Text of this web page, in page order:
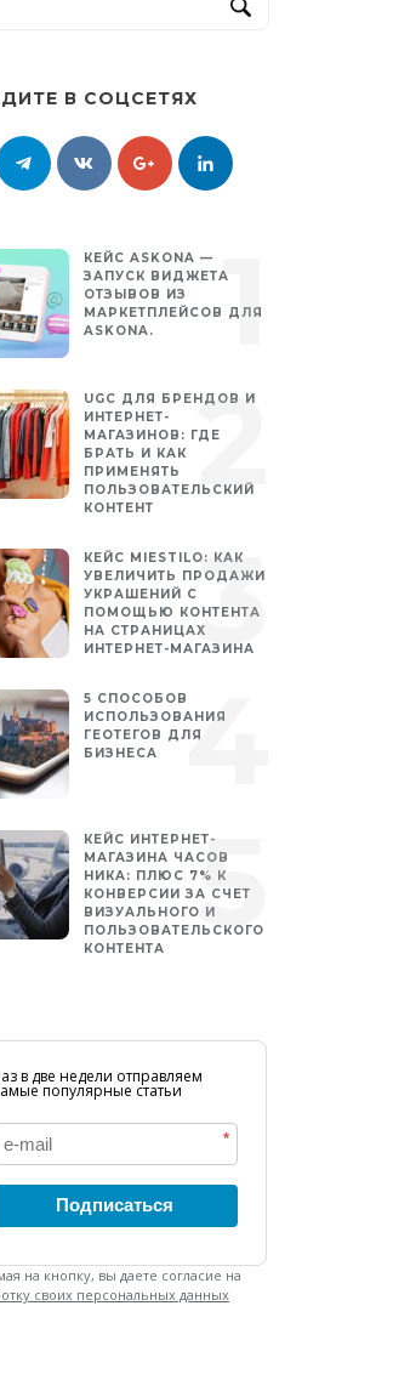
В СОЦСЕТЯХ
КЕЙС ASKONA —
ЗАПУСК ВИДЖЕТА
ОТЗЫВОВ ИЗ
МАРКЕТПЛЕЙСОВ ДЛЯ
ASKONA.
UGC ДЛЯ БРЕНДОВ И
ИНТЕРНЕТ-
МАГАЗИНОВ: ГДЕ
БРАТЬ И КАК
ПРИМЕНЯТЬ
ПОЛЬЗОВАТЕЛЬСКИЙ
КОНТЕНТ
КЕЙС MIESTILO: КАК
УВЕЛИЧИТЬ ПРОДАЖИ
УКРАШЕНИЙ С
ПОМОЩЬЮ КОНТЕНТА
НА СТРАНИЦАХ
ИНТЕРНЕТ-МАГАЗИНА
5 СПОСОБОВ
ИСПОЛЬЗОВАНИЯ
ГЕОТЕГОВ ДЛЯ
БИЗНЕСА
КЕЙС ИНТЕРНЕТ-
МАГАЗИНА ЧАСОВ
НИКА: ПЛЮС 7% К
КОНВЕРСИИ ЗА СЧЕТ
ВИЗУАЛЬНОГО И
ПОЛЬЗОВАТЕЛЬСКОГО
КОНТЕНТА
в две недели отправляем
популярные статьи
*
Подписаться
на кнопку, вы даете согласие на
своих персональных данных